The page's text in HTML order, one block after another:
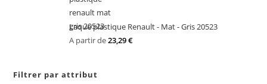
Laque plastique Renault - Mat - Gris 20523
A partir de23,29€
Filtrer par attribut